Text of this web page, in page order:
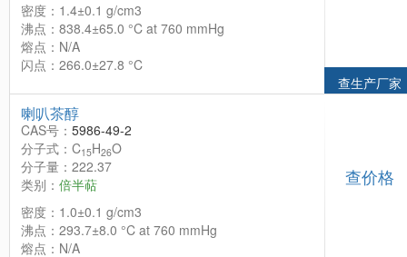
密度：1.4±0.1 g/cm3
沸点：838.4±65.0 °C at 760 mmHg
熔点：N/A
闪点：266.0±27.8 °C
查生产厂家
喇叭茶醇
CAS号： 5986-49-2
分子式：C15H26O
分子量：222.37
类别： 倍半萜
密度：1.0±0.1 g/cm3
沸点：293.7±8.0 °C at 760 mmHg
熔点：N/A
查价格